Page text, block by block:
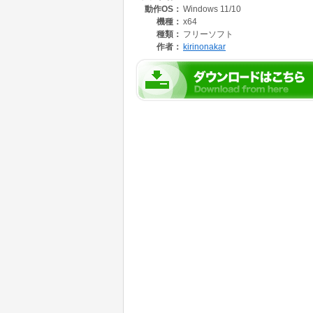
スプレッドシート・グリッドモード: CSVや
リッドで直感的に編集。
AIアシスタント＆AIエージェント: Gemini、
リアルタイムプレビュー: Markdown、HTML
統合メディア＆ドキュメントビューア: PDF
動作OS： Windows 11/10
機種： x64
種類： フリーソフト
作者： kirinonakar